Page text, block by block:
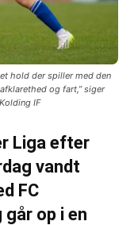
hold der spiller med den
og fart,” siger
IF
Liga efter
vandt
FC
op i en